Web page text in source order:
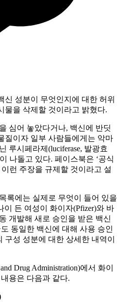
신 성분이 무엇인지에 대한 허위
물을 삭제할 것이라고 밝혔다.
심어 놓았다거나, 백신에 반딧
질이자 일부 사람들에게는 악마
루시페라제(luciferase, 발광효
나돌고 있다. 페이스북은 ‘공식
런 주장을 규제할 것이라고 설
록에는 실제로 무엇이 들어 있을
이 든 여성이 화이자(Pfizer)와 바
개발해 새로 승인을 받은 백신
동일한 백신에 대해 사용 승인
구성 성분에 대한 상세한 내역이
Drug Administration)에서 화이
용은 다음과 같다.